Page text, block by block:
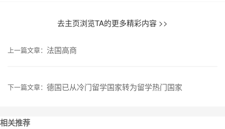
去主页浏览TA的更多精彩内容 >>
上一篇文章： 法国高商
下一篇文章： 德国已从冷门留学国家转为留学热门国家
相关推荐